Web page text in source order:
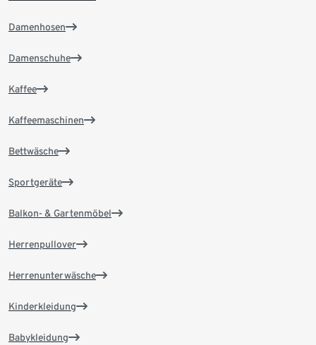
Damenhosen
Damenschuhe
Kaffee
Kaffeemaschinen
Bettwäsche
Sportgeräte
Balkon- & Gartenmöbel
Herrenpullover
Herrenunterwäsche
Kinderkleidung
Babykleidung